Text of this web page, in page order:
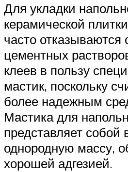
Для укладки
керамической
часто отказываются
цементных
клеев в пользу
мастик, поскольку
более надежным
Мастика для
представляет собой
однородную массу,
хорошей адгезией.